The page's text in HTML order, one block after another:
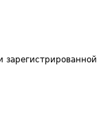
зарегистрированной